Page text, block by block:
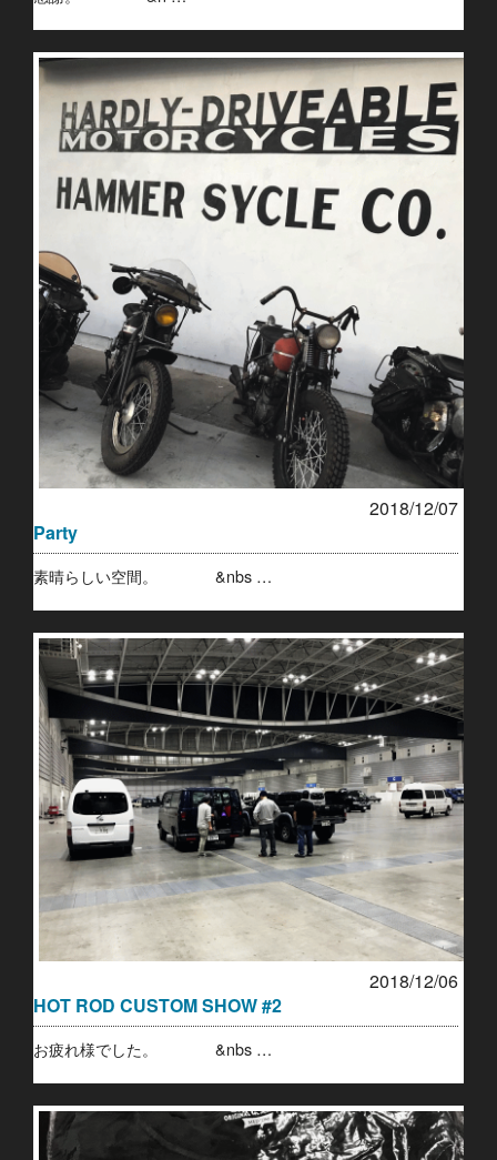
2018/12/07
Party
素晴らしい空間。 &nbs …
2018/12/06
HOT ROD CUSTOM SHOW #2
お疲れ様でした。 &nbs …